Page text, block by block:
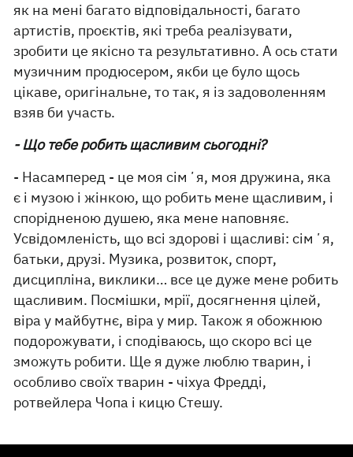
як на мені багато відповідальності, багато
артистів, проєктів, які треба реалізувати,
зробити це якісно та результативно. А ось стати
музичним продюсером, якби це було щось
цікаве, оригінальне, то так, я із задоволенням
взяв би участь.
- Що тебе робить щасливим сьогодні?
- Насамперед - це моя сімʼя, моя дружина, яка
є і музою і жінкою, що робить мене щасливим, і
спорідненою душею, яка мене наповняє.
Усвідомленість, що всі здорові і щасливі: сімʼя,
батьки, друзі. Музика, розвиток, спорт,
дисципліна, виклики… все це дуже мене робить
щасливим. Посмішки, мрії, досягнення цілей,
віра у майбутнє, віра у мир. Також я обожнюю
подорожувати, і сподіваюсь, що скоро всі це
зможуть робити. Ще я дуже люблю тварин, і
особливо своїх тварин - чіхуа Фредді,
ротвейлера Чопа і кицю Стешу.